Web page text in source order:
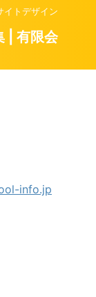
イトデザイン
| 有限会